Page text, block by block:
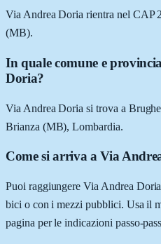
Via Andrea Doria rientra nel CAP
(MB).
In quale comune e
Doria?
Via Andrea Doria si trova a
Brianza (MB), Lombardia.
Come si arriva a Via
Puoi raggiungere Via Andrea
bici o con i mezzi pubblici. Usa il
pagina per le indicazioni passo-